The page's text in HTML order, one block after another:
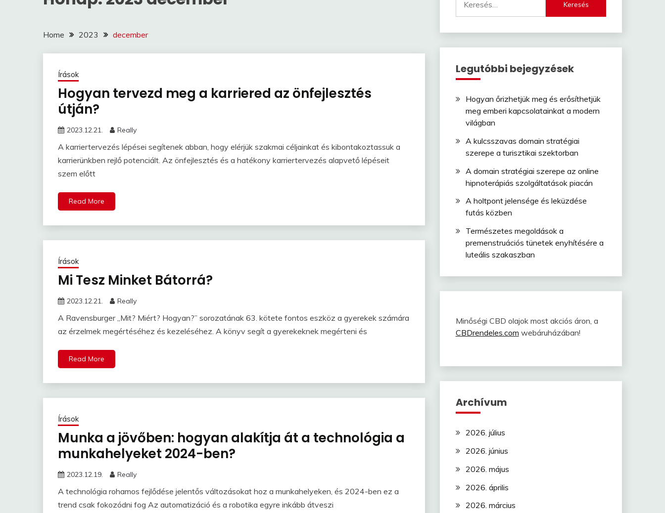
Home 2023 december
Írások
Hogyan tervezd meg a karriered az önfejlesztés
útján?
2023.12.21. Really
A karriertervezés lépései segítenek abban, hogy elérjük szakmai céljainkat és kibontakoztassuk a
karrierünkben rejlő potenciált. Az önfejlesztés és a hatékony karriertervezés alapvető lépéseit
szem előtt
Read More
Írások
Mi Tesz Minket Bátorrá?
2023.12.21. Really
A Ravensburger „Mit? Miért? Hogyan?” sorozatának 63. kötete fontos eszköz a gyerekek számára
az érzelmek megértéséhez és kezeléséhez. A könyv segít a gyerekeknek megérteni és
Read More
Írások
Munka a jövőben: hogyan alakítja át a technológia a
munkahelyeket 2024-ben?
2023.12.19. Really
A technológia rohamos fejlődése jelentős változásokat hoz a munkahelyeken, és 2024-ben ez a
trend csak fokozódni fog Az automatizáció és a robotika egyre inkább átveszi
Legutóbbi bejegyzések
Hogyan őrizhetjük meg és erősíthetjük
meg emberi kapcsolatainkat a modern
világban
A kulcsszavas domain stratégiai
szerepe a turisztikai szektorban
A domain stratégiai szerepe az online
hipnoterápiás szolgáltatások piacán
A holtpont jelensége és leküzdése
futás közben
Természetes megoldások a
premenstruációs tünetek enyhítésére a
luteális szakaszban
Minőségi CBD olajok most akciós áron, a
CBDrendeles.com webáruházában!
Archívum
2026. július
2026. június
2026. május
2026. április
2026. március